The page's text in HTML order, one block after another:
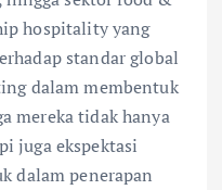
hospitality yang
standar global
dalam membentuk
mereka tidak hanya
juga ekspektasi
dalam penerapan